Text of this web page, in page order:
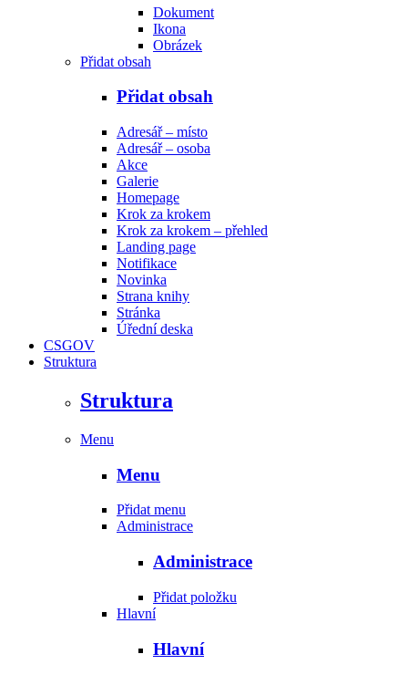
Dokument
Ikona
Obrázek
Přidat obsah
Přidat obsah
Adresář – místo
Adresář – osoba
Akce
Galerie
Homepage
Krok za krokem
Krok za krokem – přehled
Landing page
Notifikace
Novinka
Strana knihy
Stránka
Úřední deska
CSGOV
Struktura
Struktura
Menu
Menu
Přidat menu
Administrace
Administrace
Přidat položku
Hlavní
Hlavní